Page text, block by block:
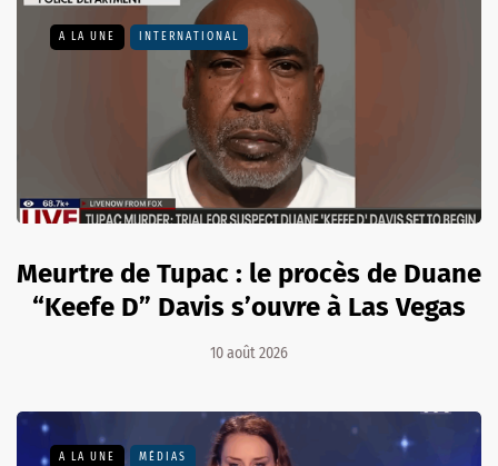
A LA UNE INTERNATIONAL
Meurtre de Tupac : le procès de Duane
“Keefe D” Davis s’ouvre à Las Vegas
10 août 2026
A LA UNE MÉDIAS